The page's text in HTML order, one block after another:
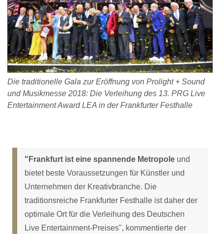
Die traditionelle Gala zur Eröffnung von Prolight + Sound
und Musikmesse 2018: Die Verleihung des 13. PRG Live
Entertainment Award LEA in der Frankfurter Festhalle
"Frankfurt ist eine spannende Metropole und
bietet beste Voraussetzungen für Künstler und
Unternehmen der Kreativbranche. Die
traditionsreiche Frankfurter Festhalle ist daher der
optimale Ort für die Verleihung des Deutschen
Live Entertainment-Preises", kommentierte der